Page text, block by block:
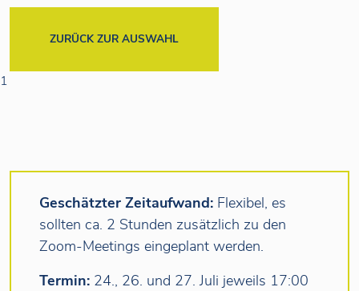
ZURÜCK ZUR AUSWAHL
1
Geschätzter Zeitaufwand: Flexibel, es
sollten ca. 2 Stunden zusätzlich zu den
Zoom-Meetings eingeplant werden.
Termin: 24., 26. und 27. Juli jeweils 17:00